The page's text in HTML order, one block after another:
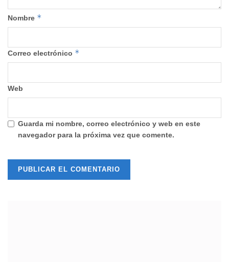
Nombre *
Correo electrónico *
Web
Guarda mi nombre, correo electrónico y web en este
navegador para la próxima vez que comente.